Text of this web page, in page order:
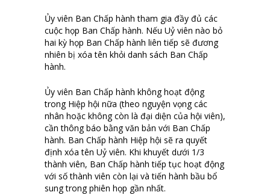
Ủy viên Ban Chấp hành tham gia đầy đủ các
cuộc họp Ban Chấp hành. Nếu Uỷ viên nào bỏ
hai kỳ họp Ban Chấp hành liên tiếp sẽ đương
nhiên bị xóa tên khỏi danh sách Ban Chấp
hành.
Ủy viên Ban Chấp hành không hoạt động
trong Hiệp hội nữa (theo nguyện vọng các
nhân hoặc không còn là đại diện của hội viên),
cần thông báo bằng văn bản với Ban Chấp
hành. Ban Chấp hành Hiệp hội sẽ ra quyết
định xóa tên Uỷ viên. Khi khuyết dưới 1/3
thành viên, Ban Chấp hành tiếp tục hoạt động
với số thành viên còn lại và tiến hành bầu bổ
sung trong phiên họp gần nhất.